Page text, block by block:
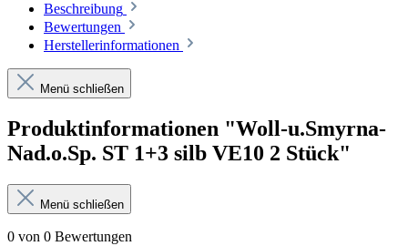
Beschreibung
Bewertungen
Herstellerinformationen
Menü schließen
Produktinformationen "Woll-u.Smyrna-
Nad.o.Sp. ST 1+3 silb VE10 2 Stück"
Menü schließen
0 von 0 Bewertungen